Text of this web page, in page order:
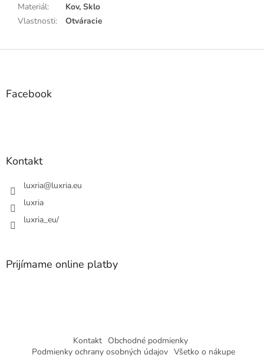
Materiál:
Kov, Sklo
Vlastnosti: Otváracie
Z
Facebook
Kontakt
luxria@luxria.eu
luxria
luxria_eu/
Prijímame online platby
Kontakt Obchodné podmienky
Podmienky ochrany osobných údajov Všetko o nákupe